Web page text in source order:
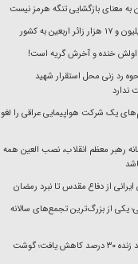
به معنای بازگشایی تنگه هرمز نیست
خنده و آخرش گریه است!
رد زنی محل استقرار شهید
ندارد
یک شرکت هواپیمایی عراقی را لغو
رهبر معظم انقلاب، نصب العین همه
ایرانی از دفاع مقدس تا نبرد رمضان
یکی از بزرگ‌ترین تجمع‌های سالانه
قیمت گوسفند زنده ۳۰ درصد کاهش یافت؛ گوشت